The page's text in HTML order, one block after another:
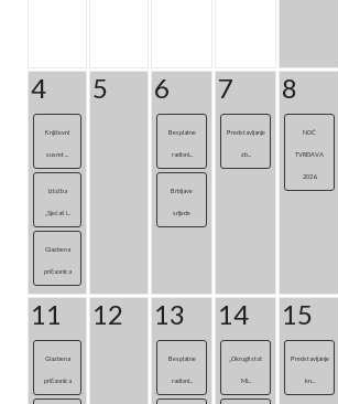
4
Književni
susret ...
Izložba
„Sjećaš l...
Glazbena
pričaonica
5 6
Besplatne
radioni...
Brbljave
srijede
7
Predstavljanje
zb...
8
NOĆ
TVRĐAVA
2026.
11
Glazbena
pričaonica
12 13
Besplatne
radioni...
14
„Okrugli stol:
Mi...
15
Predstavljanje
kn...